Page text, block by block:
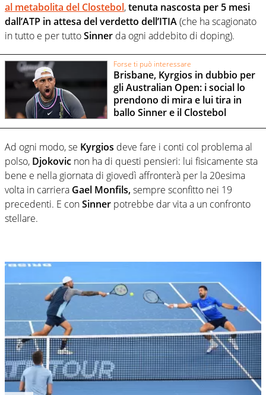
al metabolita del Clostebol,tenuta nascosta per 5 mesi
dall’ATP in attesa del verdetto dell’ITIA(che ha scagionato
in tutto e per tuttoSinner da ogni addebito di doping).
Forse ti può interessare
Brisbane, Kyrgios in dubbio per
gli Australian Open: i social lo
prendono di mira e lui tira in
ballo Sinner e il Clostebol
Ad ogni modo, se Kyrgios deve fare i conti col problema al
polso, Djokovic non ha di questi pensieri: lui fisicamente sta
bene e nella giornata di giovedì affronterà per la 20esima
volta in carriera Gael Monfils,sempre sconfitto nei 19
precedenti. E conSinner potrebbe dar vita a un confronto
stellare.